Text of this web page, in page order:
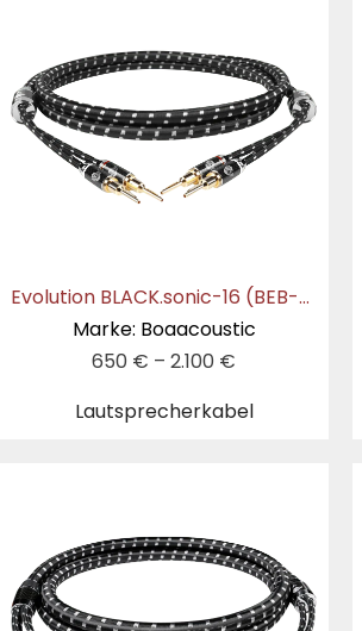
Lautsprecherkabel
Evolution BLACK.sonic-16 (BEB-2016)
Marke: Boaacoustic
650 € –2.100 €